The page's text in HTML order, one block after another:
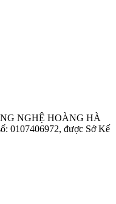
NGHỆ HOÀNG HÀ
0107406972, được Sở Kế